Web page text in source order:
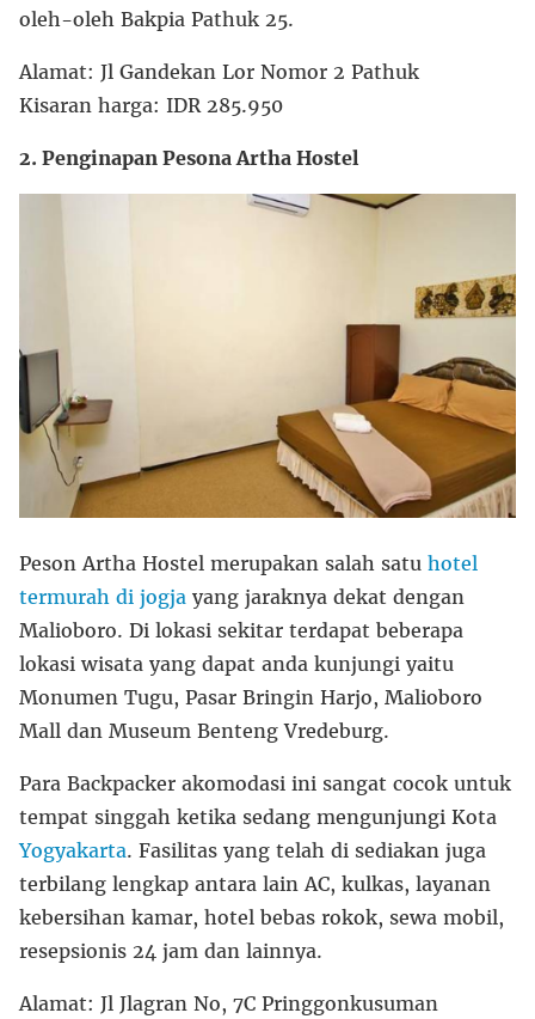
oleh-oleh Bakpia Pathuk 25.
Alamat: Jl Gandekan Lor Nomor 2 Pathuk
Kisaran harga: IDR 285.950
2. Penginapan Pesona Artha Hostel
Peson Artha Hostel merupakan salah satu hotel
termurah di jogja yang jaraknya dekat dengan
Malioboro. Di lokasi sekitar terdapat beberapa
lokasi wisata yang dapat anda kunjungi yaitu
Monumen Tugu, Pasar Bringin Harjo, Malioboro
Mall dan Museum Benteng Vredeburg.
Para Backpacker akomodasi ini sangat cocok untuk
tempat singgah ketika sedang mengunjungi Kota
Yogyakarta. Fasilitas yang telah di sediakan juga
terbilang lengkap antara lain AC, kulkas, layanan
kebersihan kamar, hotel bebas rokok, sewa mobil,
resepsionis 24 jam dan lainnya.
Alamat: Jl Jlagran No, 7C Pringgonkusuman